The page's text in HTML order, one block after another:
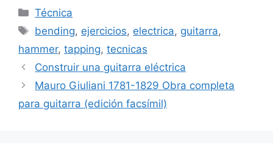
Categorías
Técnica
Etiquetas
bending, ejercicios, electrica, guitarra,
hammer, tapping, tecnicas
Construir una guitarra eléctrica
Mauro Giuliani 1781-1829 Obra completa
para guitarra (edición facsímil)